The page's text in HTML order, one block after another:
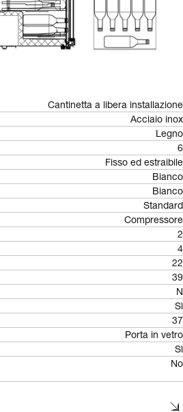
Cantinetta a libera installazione
Acciaio inox
Legno
6
Fisso ed estraibile
Bianco
Bianco
Standard
Compressore
2
4
22
39
N
Sì
37
Porta in vetro
Sì
No